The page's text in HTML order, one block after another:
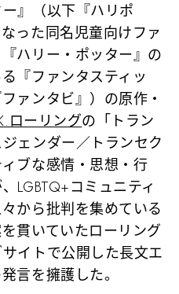
』（以下『ハリポ
った同名児童向けファ
ハリー・ポッター』の
『ファンタスティッ
ァンタビ』）の原作・
ローリングの「トラン
ェンダー／トランセク
ブな感情・思想・行
LGBTQ+コミュニティ
から批判を集めている
貫いていたローリング
イトで公開した長文エ
言を擁護した。